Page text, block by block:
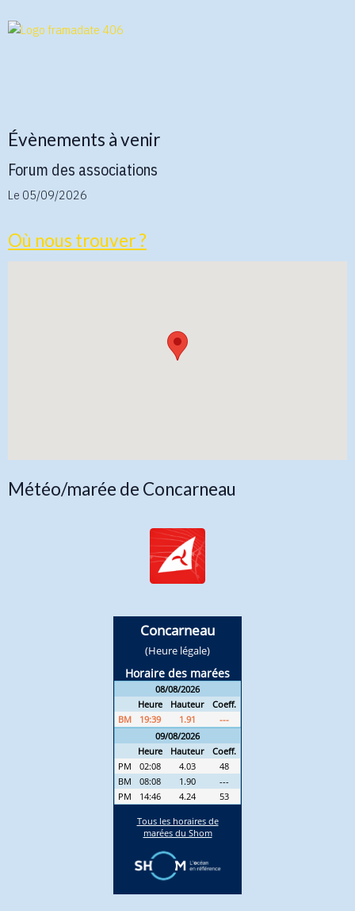
Évènements à venir
Forum des associations
Le 05/09/2026
Où nous trouver ?
Météo/marée de Concarneau